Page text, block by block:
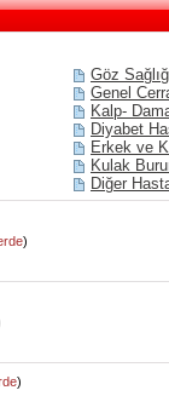
Göz
Genel
Kalp-
Diyabet
Erkek ve
Kulak
Diğer
)
)